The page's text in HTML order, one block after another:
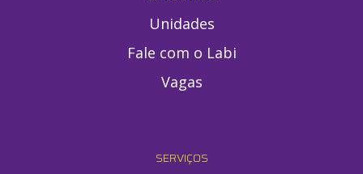
Unidades
Fale com o Labi
Vagas
SERVIÇOS